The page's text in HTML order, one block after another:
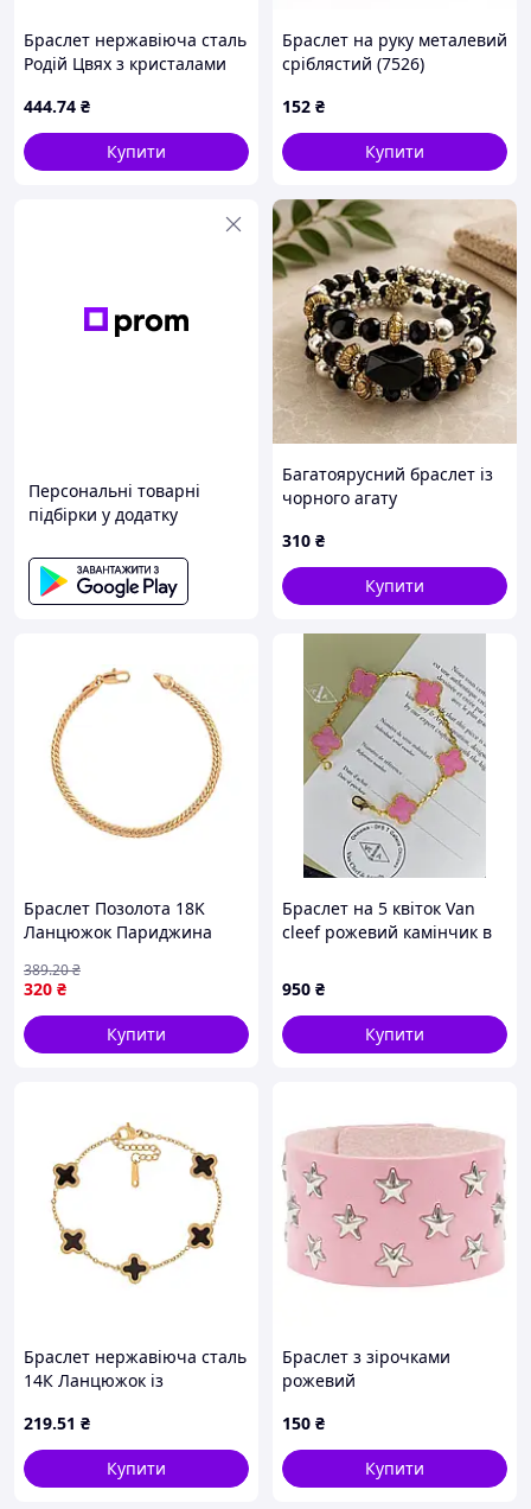
Браслет нержавіюча сталь
Родій Цвях з кристалами
444.74 ₴
Купити
Браслет на руку металевий
сріблястий (7526)
152 ₴
Купити
Персональні товарні
підбірки у додатку
Багатоярусний браслет із
чорного агату
310 ₴
Купити
Браслет Позолота 18K
Ланцюжок Париджина
XUPING
320 ₴
389.20₴
Купити
Браслет на 5 квіток Van
cleef рожевий камінчик в
950 ₴
Купити
Браслет нержавіюча сталь
14К Ланцюжок із
20.5см х 1.5-11мм (350571)
ТМ XUPING
219.51 ₴
Купити
Браслет з зірочками
рожевий
150 ₴
Купити